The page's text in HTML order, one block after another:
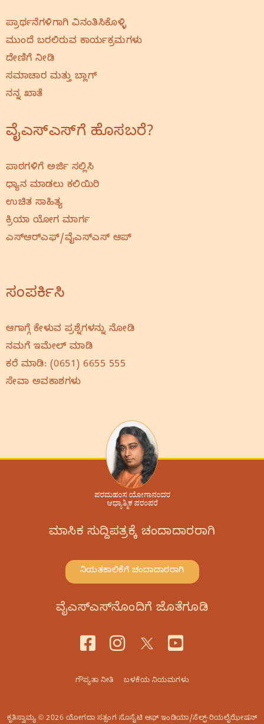
ಪ್ರಾರ್ಥನೆಗಳಿಗಾಗಿ ವಿನಂತಿಸಿಕೊಳ್ಳಿ
ಮುಂದೆ ಬರಲಿರುವ ಕಾರ್ಯಕ್ರಮಗಳು
ದೇಣಿಗೆ ನೀಡಿ
ಸಮಾಚಾರ ಮತ್ತು ಬ್ಲಾಗ್
ನನ್ನ ಖಾತೆ
ವೈಎಸ್‌ಎಸ್‌ಗೆ ಹೊಸಬರೆ?
ಪಾಠಗಳಿಗೆ ಅರ್ಜಿ ಸಲ್ಲಿಸಿ
ಧ್ಯಾನ ಮಾಡಲು ಕಲಿಯಿರಿ
ಉಚಿತ ಸಾಹಿತ್ಯ
ಕ್ರಿಯಾ ಯೋಗ ಮಾರ್ಗ
ಎಸ್‌ಆರ್‌ಎಫ್‌/ವೈಎಸ್‌ಎಸ್‌ ಆಪ್
ಸಂಪರ್ಕಿಸಿ
ಆಗಾಗ್ಗೆ ಕೇಳುವ ಪ್ರಶ್ನೆಗಳನ್ನು ನೋಡಿ
ನಮಗೆ ಇಮೇಲ್‌ ಮಾಡಿ
ಕರೆ ಮಾಡಿ: (0651) 6655 555
ಸೇವಾ ಅವಕಾಶಗಳು
ಮಾಸಿಕ ಸುದ್ದಿಪತ್ರಕ್ಕೆ ಚಂದಾದಾರರಾಗಿ
ನಿಯತಕಾಲಿಕೆಗೆ ಚಂದಾದಾರರಾಗಿ
ವೈಎಸ್‌ಎಸ್‌ನೊಂದಿಗೆ ಜೊತೆಗೂಡಿ
ಕೃತಿಸ್ವಾಮ್ಯ © 2026 ಯೋಗದಾ ಸತ್ಸಂಗ ಸೊಸೈಟಿ ಆಫ್‌ ಇಂಡಿಯಾ/ಸೆಲ್ಫ್-ರಿಯಲೈಝೇಷನ್‌
ಗೌಪ್ಯತಾ ನೀತಿ ಬಳಕೆಯ ನಿಯಮಗಳು